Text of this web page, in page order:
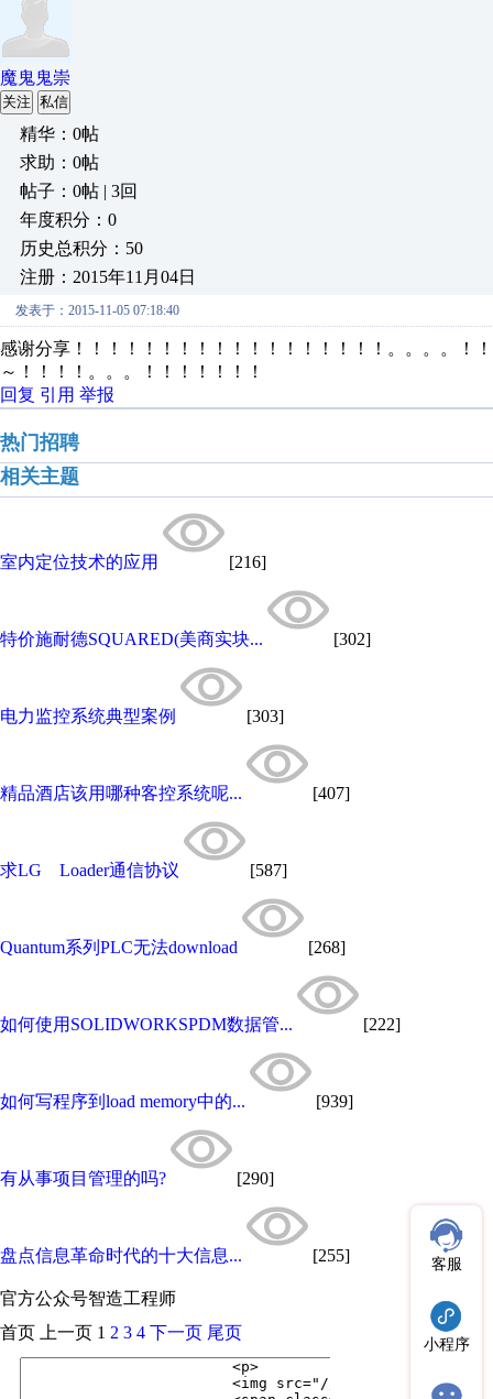
魔鬼鬼崇
关注 私信
精华：0帖
求助：0帖
帖子：0帖 | 3回
年度积分：0
历史总积分：50
注册：2015年11月04日
发表于：2015-11-05 07:18:40
感谢分享！！！！！！！！！！！！！！！！！！。。。。！
～！！！！。。。！！！！！！！
回复 引用 举报
热门招聘
相关主题
室内定位技术的应用 [216]
特价施耐德SQUARED(美商实块... [302]
电力监控系统典型案例 [303]
精品酒店该用哪种客控系统呢... [407]
求LG Loader通信协议 [587]
Quantum系列PLC无法download [268]
如何使用SOLIDWORKSPDM数据管... [222]
如何写程序到load memory中的... [939]
有从事项目管理的吗? [290]
盘点信息革命时代的十大信息... [255]
官方公众号智造工程师
客服
小程序
首页 上一页 1 2 3 4 下一页 尾页